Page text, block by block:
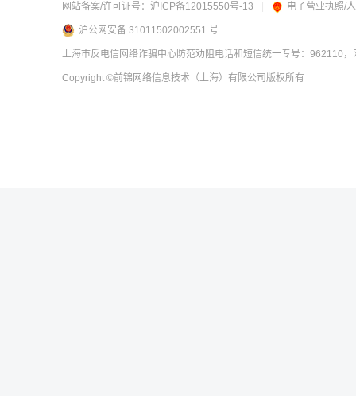
网站备案/许可证号： 沪ICP备12015550号-13 电子营业执照/
沪公网安备 31011502002551 号
上海市反电信网络诈骗中心防范劝阻电话和短信统一专号：962110
Copyright ©前锦网络信息技术（上海）有限公司 版权所有